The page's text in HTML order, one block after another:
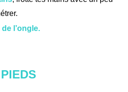
l’ongle.
PIEDS